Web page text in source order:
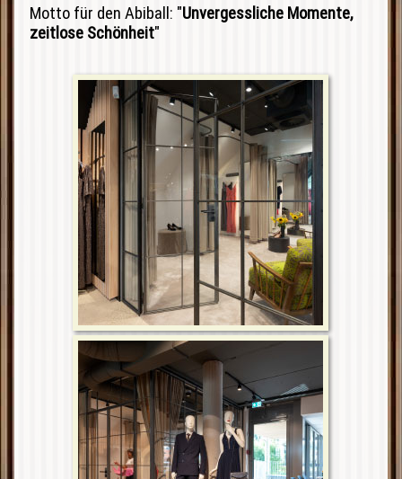
Motto für den Abiball: "Unvergessliche Momente,
zeitlose Schönheit"